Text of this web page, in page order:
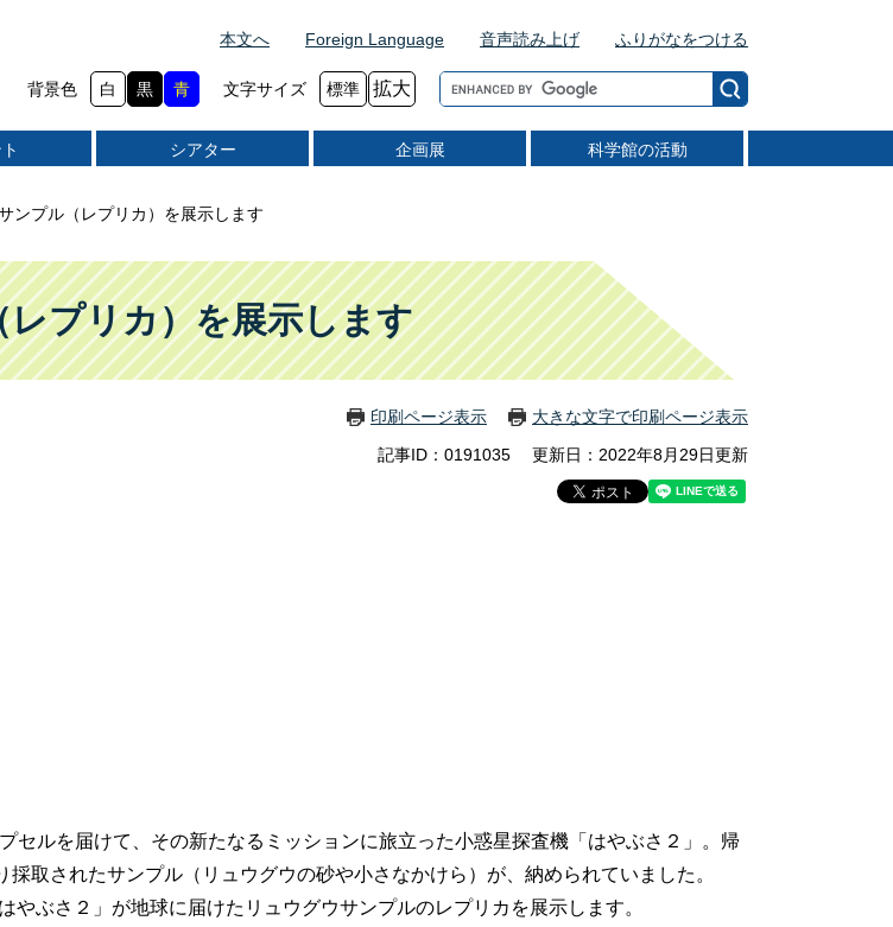
本文へ Foreign Language 音声読み上げ ふりがなをつける
背景色 白 黒 青 文字サイズ 標準 拡大
G
o
o
g
ス
タ
ム
検
索
シアター 企画展 科学館の活動
ンプル（レプリカ）を展示します
プリカ）を展示します
印刷ページ表示
大きな文字で印刷ページ表示
記事ID：0191035
更新日：2022年8月29日更新
ルを届けて、その新たなるミッションに旅立った小惑星探査機「はやぶさ２」。帰
取されたサンプル（リュウグウの砂や小さなかけら）が、納められていました。
ぶさ２」が地球に届けたリュウグウサンプルのレプリカを展示します。